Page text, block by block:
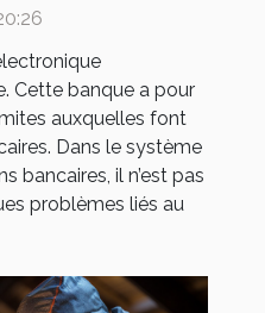
Cette banque a pour
auxquelles font
Dans le système
bancaires, il n’est pas
problèmes liés au